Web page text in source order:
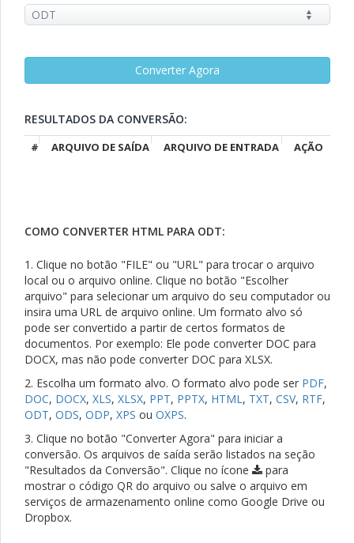
RESULTADOS DA CONVERSÃO:
# ARQUIVO DE SAÍDA ARQUIVO DE ENTRADA AÇÃO
COMO CONVERTER HTML PARA ODT:
1. Clique no botão "FILE" ou "URL" para trocar o arquivo
local ou o arquivo online. Clique no botão "Escolher
arquivo" para selecionar um arquivo do seu computador ou
insira uma URL de arquivo online. Um formato alvo só
pode ser convertido a partir de certos formatos de
documentos. Por exemplo: Ele pode converter DOC para
DOCX, mas não pode converter DOC para XLSX.
2. Escolha um formato alvo. O formato alvo pode ser PDF,
DOC, DOCX, XLS, XLSX, PPT, PPTX, HTML, TXT, CSV, RTF,
ODT, ODS, ODP, XPS ou OXPS.
3. Clique no botão "Converter Agora" para iniciar a
conversão. Os arquivos de saída serão listados na seção
"Resultados da Conversão". Clique no ícone
para
mostrar o código QR do arquivo ou salve o arquivo em
serviços de armazenamento online como Google Drive ou
Dropbox.